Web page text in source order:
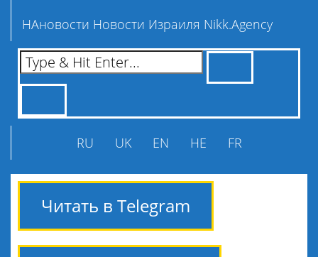
НАновости Новости Израиля Nikk.Agency
RU UK EN HE FR
Читать в Telegram